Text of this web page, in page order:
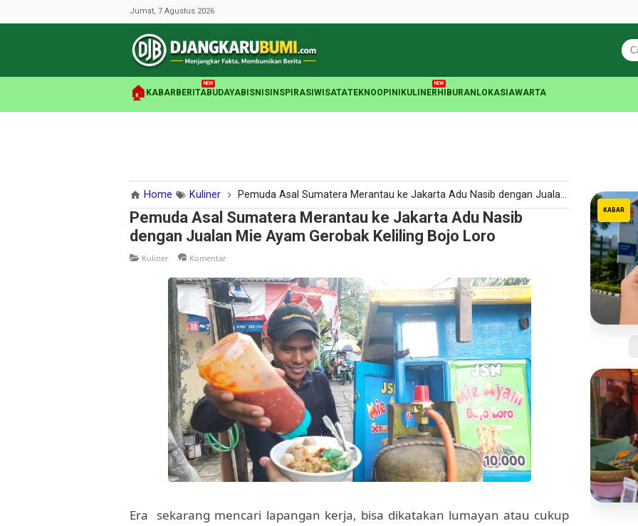
Jumat, 7 Agustus 2026
🏠 KABAR BERITA
NEW
BUDAYABISNIS INSPIRASI WISATATEKNOOPINI KULINER
NEW
HIBURAN LOKASIAWARTA
Home Kuliner Pemuda Asal Sumatera Merantau ke Jakarta Adu Nasib dengan Jualan Mie Ayam Gerobak Keliling Bojo Loro
Pemuda Asal Sumatera Merantau ke Jakarta Adu Nasib
dengan Jualan Mie Ayam Gerobak Keliling Bojo Loro
Kuliner Komentar
Era sekarang mencari lapangan kerja, bisa dikatakan lumayan atau cukup
KABAR
Kartu
Tanpa